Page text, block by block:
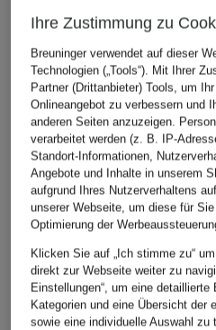
ÄHNLICHE ARTIKEL
Ihre Zustimmung zu
Breuninger verwendet auf dieser
Technologien („Tools“). Mit Ihrer
Partner (Drittanbieter) Tools, um
Onlineangebot zu verbessern und
anderen Seiten anzuzeigen.
verarbeitet werden (z. B. IP-
Standort-Informationen,
Angebote und Inhalte in unserem
aufgrund Ihres Nutzerverhaltens
unserer Webseite, um diese für
Optimierung der
Klicken Sie auf „Ich stimme zu“
direkt zur Webseite weiter zu
Einstellungen“, um eine detaillierte
Kategorien und eine Übersicht der
sowie eine individuelle Auswahl zu